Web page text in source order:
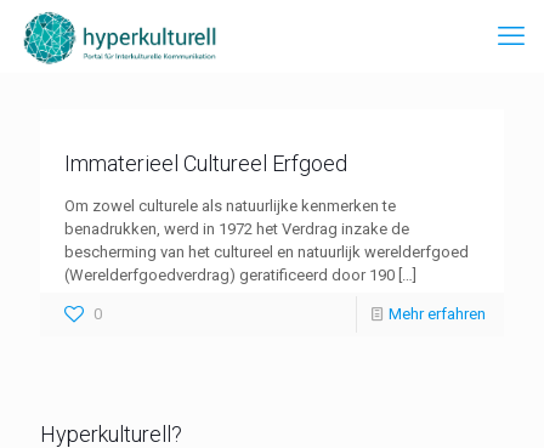
Immaterieel Cultureel Erfgoed
Om zowel culturele als natuurlijke kenmerken te
benadrukken, werd in 1972 het Verdrag inzake de
bescherming van het cultureel en natuurlijk werelderfgoed
(Werelderfgoedverdrag) geratificeerd door 190 […]
0 Mehr erfahren
Hyperkulturell?